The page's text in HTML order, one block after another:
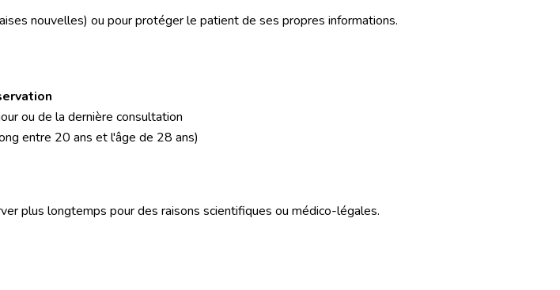
nouvelles) ou pour protéger le patient de ses propres informations.
ou de la dernière consultation
entre 20 ans et l'âge de 28 ans)
plus longtemps pour des raisons scientifiques ou médico-légales.